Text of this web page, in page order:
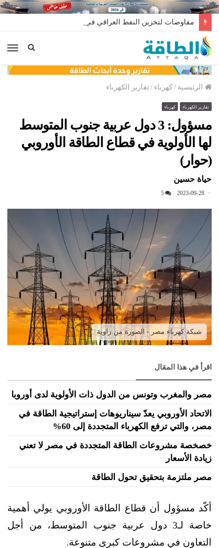
مفاوضات لتخزين النفط العراقي في الخارج
الرئيسية /كهرباء /تقارير الكهرباء
تقارير الكهرباء كهرباء
مسؤول: 3 دول عربية جنوب المتوسط
لها الأولوية في قطاع الطاقة الأوروبي
(حوار)
حياة حسين
2023-09-28
5
شبكة كهرباء مصر - الصورة من زاوية
اقرأ في هذا المقال
مصر والمغرب وتونس من الدول ذات الأولوية لدى أوروبا
الاتحاد الأوروبي يعدّ سيناريوهات إستراتيجية الطاقة في
مصر، والتي ترفع الكهرباء المتجددة إلى 60%
خصخصة مشروعات الطاقة المتجددة في مصر لا تعني
زيادة الأسعار
مصر ملتزمة بتحقيق تحول الطاقة
أكّد مسؤول أن قطاع الطاقة الأوروبي يولي أهمية
خاصة لـ3 دول عربية جنوب المتوسط، من أجل
التعاون في مشروعات كبرى متنوعة.